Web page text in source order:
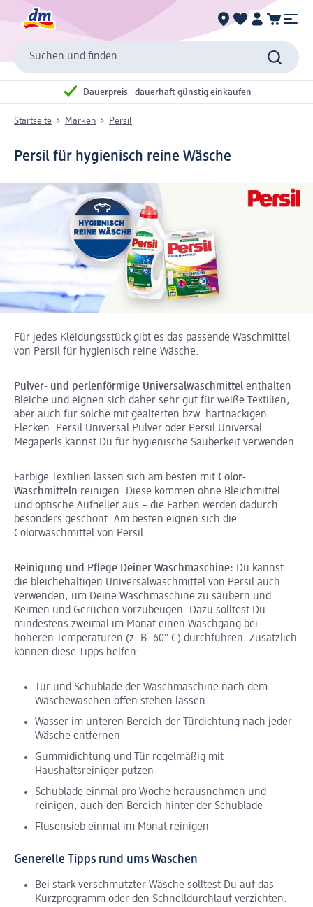
Suchen und finden
Dauerpreis - dauerhaft günstig einkaufen
Startseite Marken Persil
Persil für hygienisch reine Wäsche
Für jedes Kleidungsstück gibt es das passende Waschmittel
von Persil für hygienisch reine Wäsche:
Pulver- und perlenförmige Universalwaschmittel enthalten
Bleiche und eignen sich daher sehr gut für weiße Textilien,
aber auch für solche mit gealterten bzw. hartnäckigen
Flecken. Persil Universal Pulver oder Persil Universal
Megaperls kannst Du für hygienische Sauberkeit verwenden.
Farbige Textilien lassen sich am besten mit Color-
Waschmitteln reinigen. Diese kommen ohne Bleichmittel
und optische Aufheller aus – die Farben werden dadurch
besonders geschont. Am besten eignen sich die
Colorwaschmittel von Persil.
Reinigung und Pflege Deiner Waschmaschine: Du kannst
die bleichehaltigen Universalwaschmittel von Persil auch
verwenden, um Deine Waschmaschine zu säubern und
Keimen und Gerüchen vorzubeugen. Dazu solltest Du
mindestens zweimal im Monat einen Waschgang bei
höheren Temperaturen (z. B. 60° C) durchführen. Zusätzlich
können diese Tipps helfen:
Tür und Schublade der Waschmaschine nach dem
Wäschewaschen offen stehen lassen
Wasser im unteren Bereich der Türdichtung nach jeder
Wäsche entfernen
Gummidichtung und Tür regelmäßig mit
Haushaltsreiniger putzen
Schublade einmal pro Woche herausnehmen und
reinigen, auch den Bereich hinter der Schublade
Flusensieb einmal im Monat reinigen
Generelle Tipps rund ums Waschen
Bei stark verschmutzter Wäsche solltest Du auf das
Kurzprogramm oder den Schnelldurchlauf verzichten.